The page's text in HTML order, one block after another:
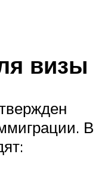
визы
В